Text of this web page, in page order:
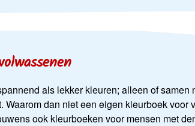
als lekker kleuren; alleen of
Waarom dan niet een eigen kleurboek
ook kleurboeken voor mensen met